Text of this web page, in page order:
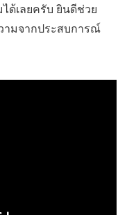
ด้เลยครับ ยินดีช่วย
ามจากประสบการณ์